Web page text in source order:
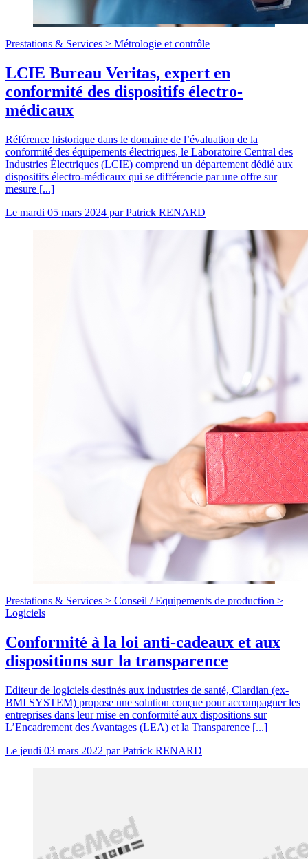
Prestations & Services > Métrologie et contrôle
LCIE Bureau Veritas, expert en
conformité des dispositifs électro-
médicaux
Référence historique dans le domaine de l’évaluation de la
conformité des équipements électriques, le Laboratoire Central des
Industries Électriques (LCIE) comprend un département dédié aux
dispositifs électro-médicaux qui se différencie par une offre sur
mesure [...]
Le mardi 05 mars 2024 parPatrick RENARD
Prestations & Services > Conseil /Equipements de production >
Logiciels
Conformité à la loi anti-cadeaux et aux
dispositions sur la transparence
Editeur de logiciels destinés aux industries de santé, Clardian (ex-
BMI SYSTEM) propose une solution conçue pour accompagner les
entreprises dans leur mise en conformité aux dispositions sur
L’Encadrement des Avantages (LEA) et la Transparence [...]
Le jeudi 03 mars 2022 parPatrick RENARD